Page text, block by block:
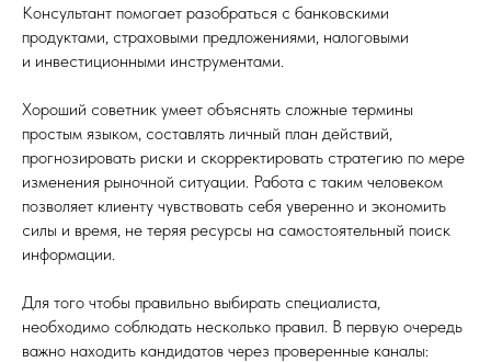
Консультант помогает разобраться с банковскими
продуктами, страховыми предложениями, налоговыми
и инвестиционными инструментами.
Хороший советник умеет объяснять сложные термины
простым языком, составлять личный план действий,
прогнозировать риски и скорректировать стратегию по мере
изменения рыночной ситуации. Работа с таким человеком
позволяет клиенту чувствовать себя уверенно и экономить
силы и время, не теряя ресурсы на самостоятельный поиск
информации.
Для того чтобы правильно выбирать специалиста,
необходимо соблюдать несколько правил. В первую очередь
важно находить кандидатов через проверенные каналы: